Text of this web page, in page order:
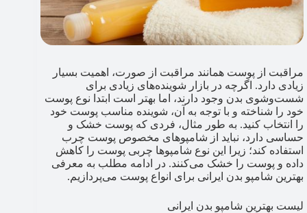
مراقبت از پوست همانند مراقبت از صورت، اهمیت بسیار
زیادی دارد. اگرچه در بازار شوینده‌های زیادی برای
شست‌وشوی بدن وجود دارند، اما بهتر است ابتدا نوع پوست
خود را شناخته و با توجه به آن، شوینده مناسب پوست خود
را انتخاب کنید. به طور مثال، فردی که پوست خشک و
حساسی دارد، نباید از شامپوهای مخصوص پوست چرب
استفاده کند؛ زیرا این نوع شامپوها چربی پوست را کاهش
داده و پوست را خشک می‌کنند. در ادامه مطلب به معرفی
بهترین شامپو بدن ایرانی برای انواع پوست می‌پردازیم.
لیست بهترین شامپو بدن ایرانی